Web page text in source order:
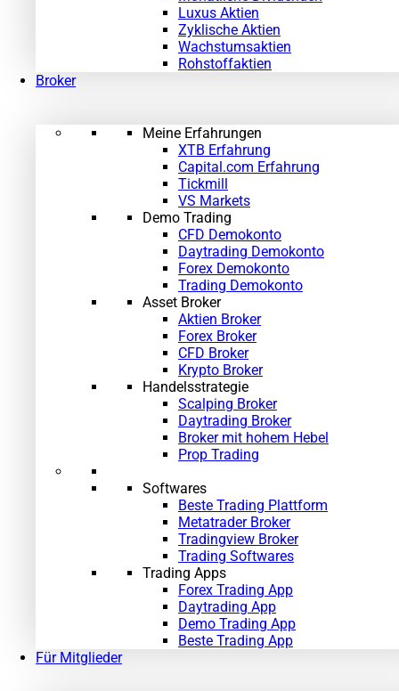
Luxus Aktien
Zyklische Aktien
Wachstumsaktien
Rohstoffaktien
Broker
Meine Erfahrungen
XTB Erfahrung
Capital.com Erfahrung
Tickmill
VS Markets
Demo Trading
CFD Demokonto
Daytrading Demokonto
Forex Demokonto
Trading Demokonto
Asset Broker
Aktien Broker
Forex Broker
CFD Broker
Krypto Broker
Handelsstrategie
Scalping Broker
Daytrading Broker
Broker mit hohem Hebel
Prop Trading
Softwares
Beste Trading Plattform
Metatrader Broker
Tradingview Broker
Trading Softwares
Trading Apps
Forex Trading App
Daytrading App
Demo Trading App
Beste Trading App
Für Mitglieder